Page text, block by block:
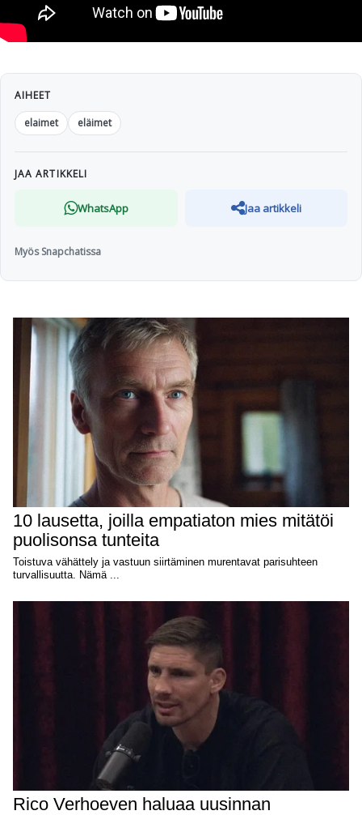
AIHEET
elaimet
eläimet
JAA ARTIKKELI
WhatsApp Jaa artikkeli
Myös Snapchatissa